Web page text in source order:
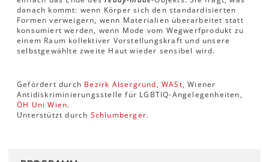
danach kommt: wenn Körper sich den standardisierten
Formen verweigern, wenn Materialien überarbeitet statt
konsumiert werden, wenn Mode vom Wegwerfprodukt zu
einem Raum kollektiver Vorstellungskraft und unsere
selbstgewählte zweite Haut wieder sensibel wird.
Gefördert durch Bezirk Alsergrund,WASt, Wiener
Antidiskriminierungsstelle für LGBTIQ-Angelegenheiten,
ÖH Uni Wien.
Unterstützt durch Schlumberger.